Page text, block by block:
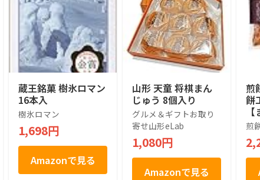
蔵王銘菓 樹氷ロマン
16本入
樹氷ロマン
1,698円
Amazonで見る
山形 天童 将棋まん
じゅう 8個入り
グルメ＆ギフトお取り
寄せ山形eLab
1,080円
Amazonで見る
煎
餅
分
「
せ
形
煎